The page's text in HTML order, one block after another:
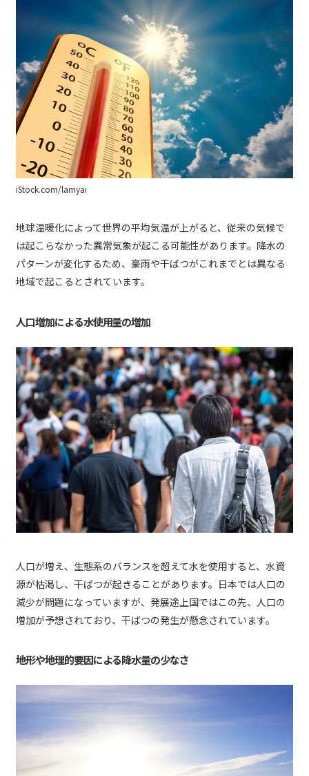
iStock.com/lamyai
地球温暖化によって世界の平均気温が上がると、従来の気候で
は起こらなかった異常気象が起こる可能性があります。降水の
パターンが変化するため、豪雨や干ばつがこれまでとは異なる
地域で起こるとされています。
人口増加による水使用量の増加
人口が増え、生態系のバランスを超えて水を使用すると、水資
源が枯渇し、干ばつが起きることがあります。日本では人口の
減少が問題になっていますが、発展途上国ではこの先、人口の
増加が予想されており、干ばつの発生が懸念されています。
地形や地理的要因による降水量の少なさ